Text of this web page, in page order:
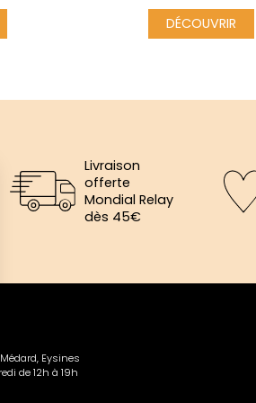
DÉCOUVRIR
Livraison
offerte
Mondial Relay
dès 45€
Eysines
de 12h à 19h